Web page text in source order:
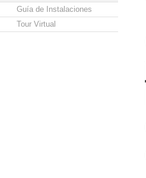
Guía de Instalaciones
Tour Virtual